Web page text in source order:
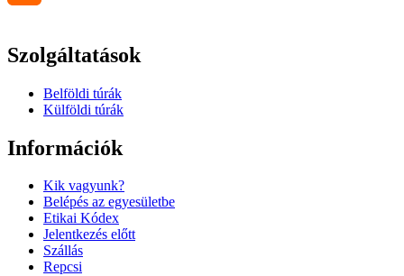
Szolgáltatások
Belföldi túrák
Külföldi túrák
Információk
Kik vagyunk?
Belépés az egyesületbe
Etikai Kódex
Jelentkezés előtt
Szállás
Repcsi